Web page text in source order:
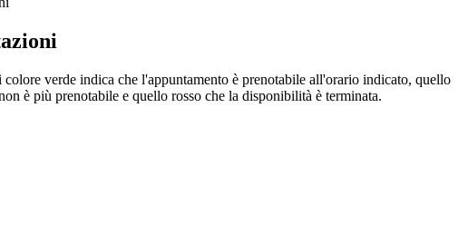
verde indica che l'appuntamento è prenotabile all'orario indicato, quello
è più prenotabile e quello rosso che la disponibilità è terminata.